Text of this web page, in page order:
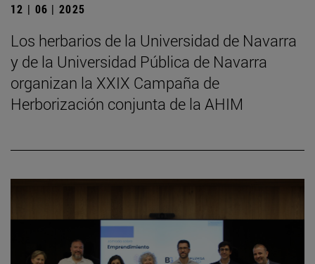
12 | 06 | 2025
Los herbarios de la Universidad de Navarra
y de la Universidad Pública de Navarra
organizan la XXIX Campaña de
Herborización conjunta de la AHIM